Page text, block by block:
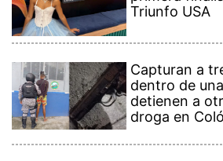
Triunfo USA
Capturan a
dentro de
detienen a
droga en